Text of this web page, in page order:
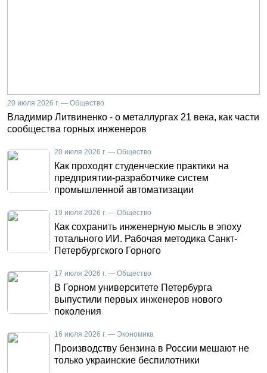
20 июля 2026 г. — Общество
Владимир Литвиненко - о металлургах 21 века, как части
сообщества горных инженеров
20 июля 2026 г. — Общество
Как проходят студенческие практики на
предприятии-разработчике систем
промышленной автоматизации
19 июля 2026 г. — Общество
Как сохранить инженерную мысль в эпоху
тотального ИИ. Рабочая методика Санкт-
Петербургского Горного
17 июля 2026 г. — Общество
В Горном университете Петербурга
выпустили первых инженеров нового
поколения
16 июля 2026 г. — Экономика
Производству бензина в России мешают не
только украинские беспилотники